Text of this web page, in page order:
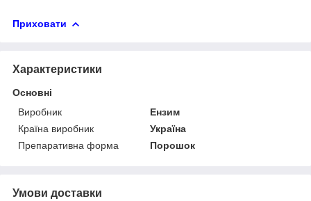
Приховати
Характеристики
Основні
Виробник
Ензим
Країна виробник
Україна
Препаративна форма
Порошок
Умови доставки